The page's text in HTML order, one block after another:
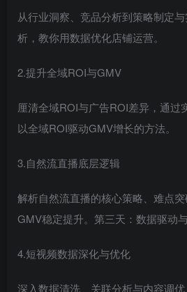
从行业洞察、竞品分析到策略制定
析，教你用数据优化店铺运营。
2.提升全域ROI与GMV
厘清全域ROI与广告ROI差异，通过
以全域ROI驱动GMV增长的方法。
3.自然流直播底层逻辑
解析自然流直播的核心策略、难点
GMV稳定提升。第三天：数据驱动
4.短视频数据深化与优化
深入数据清洗、关联分析与内容调